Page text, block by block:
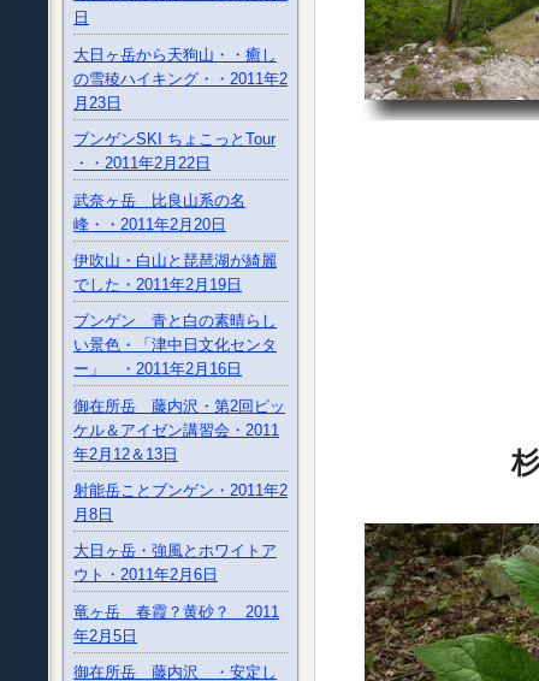
日
大日ヶ岳から天狗山・・癒し
の雪稜ハイキング・・2011年2
月23日
ブンゲンSKI ちょこっとTour
・・2011年2月22日
武奈ヶ岳 比良山系の名
峰・・2011年2月20日
伊吹山・白山と琵琶湖が綺麗
でした・2011年2月19日
ブンゲン 青と白の素晴らし
い景色・「津中日文化センタ
ー」 ・2011年2月16日
御在所岳 藤内沢・第2回ピッ
ケル＆アイゼン講習会・2011
年2月12＆13日
射能岳ことブンゲン・2011年2
月8日
大日ヶ岳・強風とホワイトア
ウト・2011年2月6日
竜ヶ岳 春霞？黄砂？ 2011
年2月5日
御在所岳 藤内沢 ・安定し